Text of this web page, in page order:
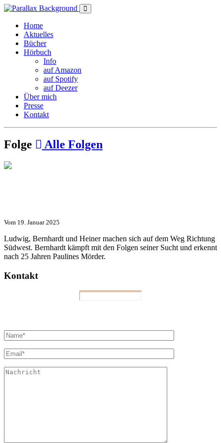
Home
Aktuelles
Bücher
Hörbuch
Info
auf Amazon
auf Spotify
auf Deezer
Über mich
Presse
Kontakt
Folge Alle Folgen
Vom 19. Januar 2025
Ludwig, Bernhardt und Heiner machen sich auf dem Weg Richtung
Südwest. Bernhardt kämpft mit den Folgen seiner Sucht und erkennt
nach 25 Jahren Paulines Mörder.
Kontakt